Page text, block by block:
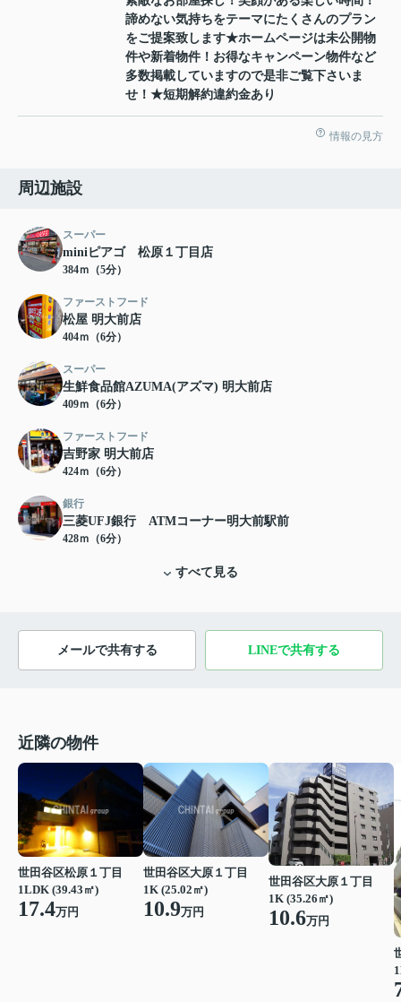
諦めない気持ちをテーマにたくさんのプラン
をご提案致します★ホームページは未公開物
件や新着物件！お得なキャンペーン物件など
多数掲載していますので是非ご覧下さいま
せ！★短期解約違約金あり
情報の見方
周辺施設
スーパー
miniピアゴ 松原１丁目店
384ｍ（5分）
ファーストフード
松屋 明大前店
404ｍ（6分）
スーパー
生鮮食品館AZUMA(アズマ) 明大前店
409ｍ（6分）
ファーストフード
吉野家 明大前店
424ｍ（6分）
銀行
三菱UFJ銀行 ATMコーナー明大前駅前
428ｍ（6分）
すべて見る
メールで共有する LINEで共有する
近隣の物件
世田谷区松原１丁目
1LDK (39.43㎡)
17.4万円
世田谷区大原１丁目
1K (25.02㎡)
10.9万円
世田谷区大原１丁目
1K (35.26㎡)
10.6万円